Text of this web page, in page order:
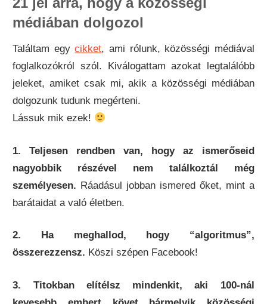
médiában dolgozol
Találtam egycikket, ami rólunk, közösségi médiával
foglalkozókról szól. Kiválogattam azokat legtalálóbb
jeleket, amiket csak mi, akik a közösségi médiában
dolgozunk tudunk megérteni.
Lássuk mik ezek!
1. Teljesen rendben van, hogy az ismerőseid
nagyobbik részével nem találkoztál még
személyesen. Ráadásul jobban ismered őket, mint a
barátaidat a való életben.
2. Ha meghallod, hogy “algoritmus”,
összerezzensz. Köszi szépen Facebook!
3. Titokban elítélsz mindenkit, aki 100-nál